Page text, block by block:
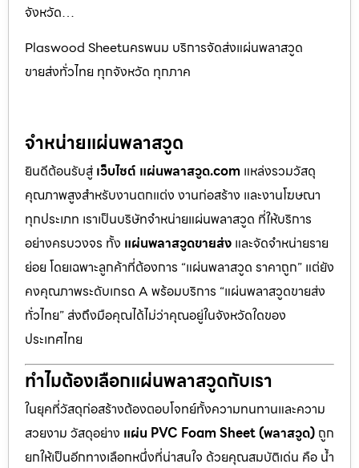
จังหวัด…
Plaswood Sheetนครพนม บริการจัดส่งแผ่นพลาสวูด
ขายส่งทั่วไทย ทุกจังหวัด ทุกภาค
จำหน่ายแผ่นพลาสวูด
ยินดีต้อนรับสู่ เว็บไซต์ แผ่นพลาสวูด.com แหล่งรวมวัสดุ
คุณภาพสูงสำหรับงานตกแต่ง งานก่อสร้าง และงานโฆษณา
ทุกประเภท เราเป็นบริษัทจำหน่ายแผ่นพลาสวูด ที่ให้บริการ
อย่างครบวงจร ทั้ง แผ่นพลาสวูดขายส่ง และจัดจำหน่ายราย
ย่อย โดยเฉพาะลูกค้าที่ต้องการ “แผ่นพลาสวูด ราคาถูก” แต่ยัง
คงคุณภาพระดับเกรด A พร้อมบริการ “แผ่นพลาสวูดขายส่ง
ทั่วไทย” ส่งถึงมือคุณได้ไม่ว่าคุณอยู่ในจังหวัดใดของ
ประเทศไทย
ทำไมต้องเลือกแผ่นพลาสวูดกับเรา
ในยุคที่วัสดุก่อสร้างต้องตอบโจทย์ทั้งความทนทานและความ
สวยงาม วัสดุอย่าง แผ่น PVC Foam Sheet (พลาสวูด) ถูก
ยกให้เป็นอีกทางเลือกหนึ่งที่น่าสนใจ ด้วยคุณสมบัติเด่น คือ น้ำ